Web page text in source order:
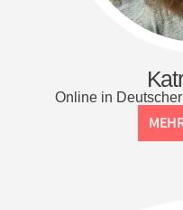
Online in